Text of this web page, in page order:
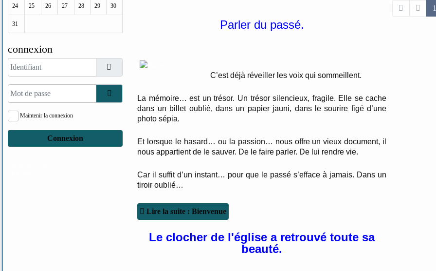
24 25 26 27 28 29 30
31
connexion
Afficher le mot de passe
Maintenir la connexion
Connexion
Parler du passé.
C’est déjà réveiller les voix qui sommeillent.
La mémoire… est un trésor. Un trésor silencieux, fragile. Elle se cache
dans un billet oublié, dans un papier jauni, dans le sourire figé d’une
photo sépia.
Et lorsque le hasard… ou la passion… nous offre un vieux document, il
nous appartient de le sauver. De le faire parler. De lui rendre vie.
Car il suffit d’un instant… pour que le passé s’efface à jamais. Dans un
tiroir oublié…
Lire la suite : Bienvenue
Le clocher de l'église a retrouvé toute sa
beauté.